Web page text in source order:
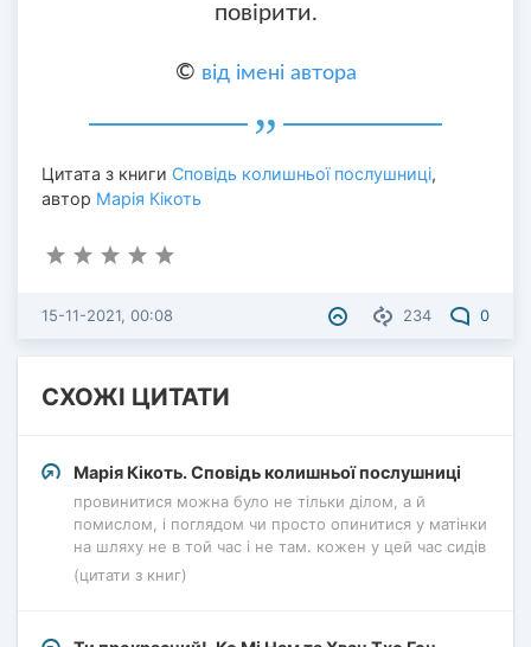
повірити.
© від імені автора
Цитата з книги Сповідь колишньої послушниці,
автор Марія Кікоть
234 0
15-11-2021, 00:08
СХОЖІ ЦИТАТИ
Марія Кікоть. Сповідь колишньої послушниці
провинитися можна було не тільки ділом, а й
помислом, і поглядом чи просто опинитися у матінки
на шляху не в той час і не там. кожен у цей час сидів
(цитати з книг)